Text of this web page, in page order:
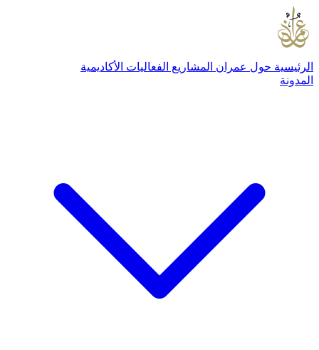
الرئيسية حول عمران المشاريع الفعاليات الأكاديمية
المدونة